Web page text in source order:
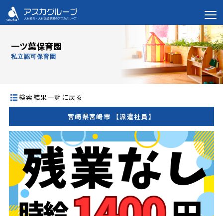
一ツ葉保育園
私立認可保育園
検索結果一覧に戻る
宮崎県宮崎市 【派遣社員】